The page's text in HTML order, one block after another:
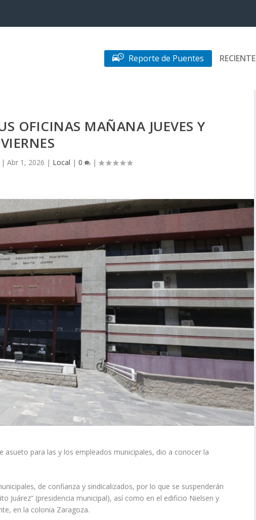
Reporte de Puentes RECIENTE
OFICINAS MAÑANA JUEVES Y
VIERNES
| Abr 1, 2026 | Local | 0 |
asueto para las y los empleados municipales, dio a conocer la
de confianza y sindicalizados, por lo que se suspenderán
Juárez” (presidencia municipal), así como en el edificio Nielsen y
en la colonia Zaragoza.